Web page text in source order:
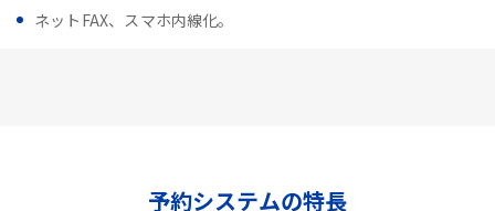
ネットFAX、スマホ内線化。
予約システムの特長